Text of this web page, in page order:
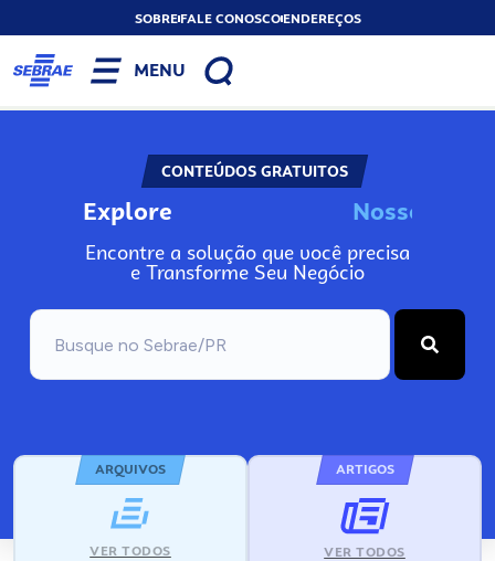
SOBREFALE CONOSCOENDEREÇOS
MENU
CONTEÚDOS GRATUITOS
Explore Nosso
Encontre a solução que você precisa
e Transforme Seu Negócio
ARQUIVOS
VER TODOS
ARTIGOS
VER TODOS